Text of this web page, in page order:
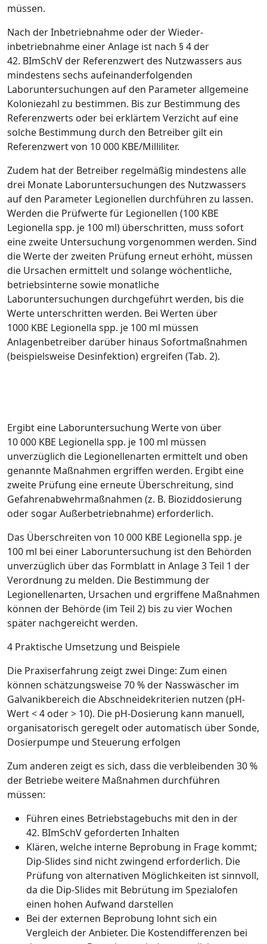
müssen.
Nach der Inbetriebnahme oder der Wieder­
inbetriebnahme einer Anlage ist nach § 4 der
42. BImSchV der Referenzwert des Nutzwassers aus
mindestens sechs aufeinanderfolgenden
Laboruntersuchungen auf den Parameter allgemeine
Koloniezahl zu bestimmen. Bis zur Bestimmung des
Referenzwerts oder bei erklärtem Verzicht auf eine
solche Bestimmung durch den Betreiber gilt ein
Referenzwert von 10 000 KBE/Milliliter.
Zudem hat der Betreiber regelmäßig mindestens alle
drei Monate Laboruntersuchungen des Nutzwassers
auf den Parameter Legionellen durchführen zu lassen.
Werden die Prüfwerte für Legionellen (100 KBE
Legionella spp. je 100 ml) überschritten, muss sofort
eine zweite Untersuchung vorgenommen werden. Sind
die Werte der zweiten Prüfung erneut erhöht, müssen
die Ursachen ermittelt und solange wöchentliche,
betriebs­interne sowie monatliche
Laboruntersuchungen durchgeführt werden, bis die
Werte unterschritten werden. Bei Werten über
1000 KBE Legionella spp. je 100 ml müssen
Anlagenbetreiber darüber hinaus Sofortmaßnahmen
(beispielsweise Desinfektion) ergreifen (Tab. 2).
Ergibt eine Laboruntersuchung Werte von über
10 000 KBE Legionella spp. je 100 ml müssen
unverzüglich die Legionellenarten ermittelt und oben
genannte Maßnahmen ergriffen werden. Ergibt eine
zweite Prüfung eine erneute Überschreitung, sind
Gefahrenabwehrmaßnahmen (z. B. Bioziddosierung
oder sogar Außerbetriebnahme) erforderlich.
Das Überschreiten von 10 000 KBE Legionella spp. je
100 ml bei einer Laboruntersuchung ist den Behörden
unverzüglich über das Formblatt in Anlage 3 Teil 1 der
Verordnung zu melden. Die Bestimmung der
Legionellenarten, Ursachen und ergriffene Maßnahmen
können der Behörde (im Teil 2) bis zu vier Wochen
später nachgereicht werden.
4 Praktische ­Umsetzung und Beispiele
Die Praxiserfahrung zeigt zwei Dinge: Zum einen
können schätzungsweise 70 % der Nasswäscher im
Galvanikbereich die Abschneidekriterien nutzen (pH-
Wert < 4 oder > 10). Die pH-Dosierung kann manuell,
organisatorisch geregelt oder automatisch über Sonde,
Dosierpumpe und Steuerung erfolgen
Zum anderen zeigt es sich, dass die verbleibenden 30 %
der Betriebe weitere Maßnahmen durchführen
müssen:
Führen eines Betriebstagebuchs mit den in der
42. BImSchV geforderten Inhalten
Klären, welche interne Beprobung in Frage kommt;
Dip-Slides sind nicht zwingend erforderlich. Die
Prüfung von alternativen Möglichkeiten ist sinnvoll,
da die Dip-Slides mit Bebrütung im Spezialofen
einen hohen Aufwand darstellen
Bei der externen Beprobung lohnt sich ein
Vergleich der Anbieter. Die Kostendifferenzen bei